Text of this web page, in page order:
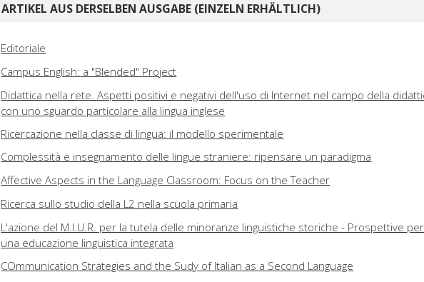
ARTIKEL AUS DERSELBEN AUSGABE (EINZELN ERHÄLTLICH)
Editoriale
Campus English: a "Blended" Project
Didattica nella rete. Aspetti positivi e negativi dell'uso di Internet nel campo della
con uno sguardo particolare alla lingua inglese
Ricercazione nella classe di lingua: il modello sperimentale
Complessità e insegnamento delle lingue straniere: ripensare un paradigma
Affective Aspects in the Language Classroom: Focus on the Teacher
Ricerca sullo studio della L2 nella scuola primaria
L'azione del M.I.U.R. per la tutela delle minoranze linguistiche storiche - Prospettive per
una educazione linguistica integrata
COmmunication Strategies and the Sudy of Italian as a Second Language